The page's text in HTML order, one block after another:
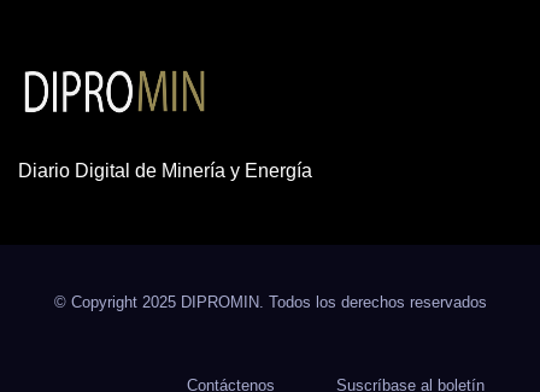
Diario Digital de Minería y Energía
© Copyright 2025 DIPROMIN. Todos los derechos reservados
Contáctenos Suscríbase al boletín